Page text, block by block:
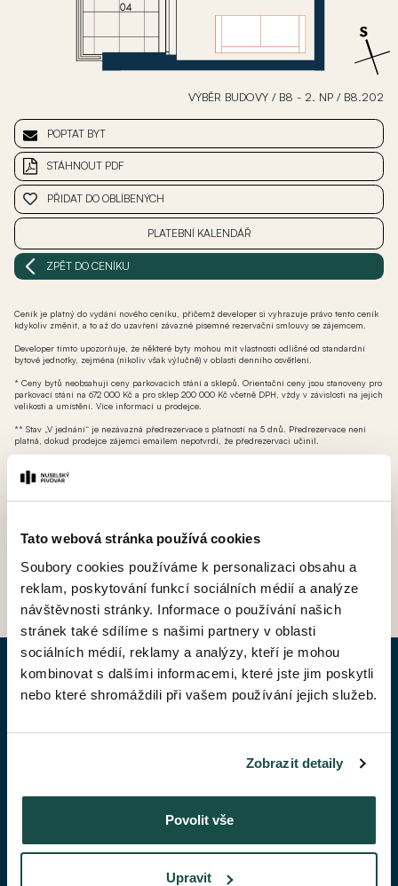
Tato webová stránka používá cookies
Soubory cookies používáme k personalizaci obsahu a
reklam, poskytování funkcí sociálních médií a analýze
návštěvnosti stránky. Informace o používání našich
stránek také sdílíme s našimi partnery v oblasti
sociálních médií, reklamy a analýzy, kteří je mohou
kombinovat s dalšími informacemi, které jste jim poskytli
nebo které shromáždili při vašem používání jejich služeb.
Zobrazit detaily
Povolit vše
Upravit
VÝBĚR BUDOVY / B8 - 2. NP / B8.202
POPTAT BYT
STÁHNOUT PDF
PŘIDAT DO OBLÍBENÝCH
PLATEBNÍ KALENDÁŘ
ZPĚT DO CENÍKU
Ceník je platný do vydání nového ceníku, přičemž developer si vyhrazuje právo tento ceník
kdykoliv změnit, a to až do uzavření závazné písemné rezervační smlouvy se zájemcem.
Developer tímto upozorňuje, že některé byty mohou mít vlastnosti odlišné od standardní
bytové jednotky, zejména (nikoliv však výlučně) v oblasti denního osvětlení.
* Ceny bytů neobsahují ceny parkovacích stání a sklepů. Orientační ceny jsou stanoveny pro
parkovací stání na 672 000 Kč a pro sklep 200 000 Kč včetně DPH, vždy v závislosti na jejich
velikosti a umístění. Více informací u prodejce.
** Stav „V jednání“ je nezávazná předrezervace s platností na 5 dnů. Předrezervace není
platná, dokud prodejce zájemci emailem nepotvrdí, že předrezervaci učinil.
možností odpočtu DPH).
ZPĚT DO CENÍKU
POPTAT BYT
Váš telefon